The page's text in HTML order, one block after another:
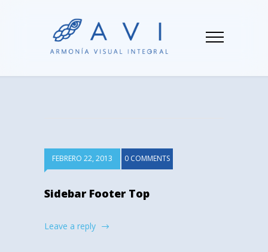
FEBRERO 22, 2013 0 COMMENTS
Sidebar Footer Top
Leave a reply